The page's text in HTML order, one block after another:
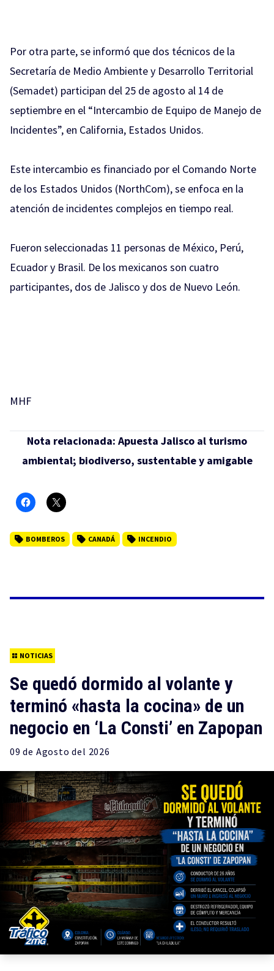
Por otra parte, se informó que dos técnicos de la
Secretaría de Medio Ambiente y Desarrollo Territorial
(Semadet) participan del 25 de agosto al 14 de
septiembre en el “Intercambio de Equipo de Manejo de
Incidentes”, en California, Estados Unidos.
Este intercambio es financiado por el Comando Norte
de los Estados Unidos (NorthCom), se enfoca en la
atención de incidentes complejos en tiempo real.
Fueron seleccionadas 11 personas de México, Perú,
Ecuador y Brasil. De los mexicanos son cuatro
participantes, dos de Jalisco y dos de Nuevo León.
MHF
Nota relacionada: Apuesta Jalisco al turismo
ambiental; biodiverso, sustentable y amigable
BOMBEROS CANADÁ INCENDIO
NOTICIAS
Se quedó dormido al volante y
terminó «hasta la cocina» de un
negocio en ‘La Consti’ en Zapopan
09 de Agosto del 2026